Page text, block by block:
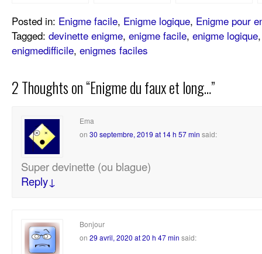
Posted in: Enigme facile, Enigme logique, Enigme pour
Tagged: devinette enigme, enigme facile, enigme logique
enigmedifficile, enigmes faciles
2 Thoughts on “Enigme du faux et long…”
Ema
on 30 septembre, 2019 at 14 h 57 min said:
Super devinette (ou blague)
Reply ↓
Bonjour
on 29 avril, 2020 at 20 h 47 min said: